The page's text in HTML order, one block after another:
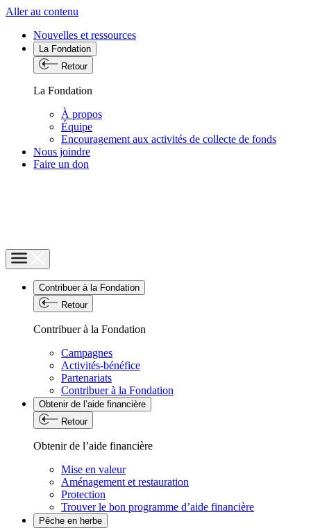
Aller au contenu
Nouvelles et ressources
La Fondation
Retour
La Fondation
À propos
Équipe
Encouragement aux activités de collecte de fonds
Nous joindre
Faire un don
Contribuer à la Fondation
Retour
Contribuer à la Fondation
Campagnes
Activités-bénéfice
Partenariats
Contribuer à la Fondation
Obtenir de l’aide financière
Retour
Obtenir de l’aide financière
Mise en valeur
Aménagement et restauration
Protection
Trouver le bon programme d’aide financière
Pêche en herbe